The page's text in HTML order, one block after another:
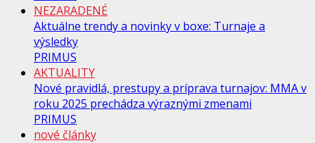
NEZARADENÉ
Aktuálne trendy a novinky v boxe: Turnaje a
výsledky
PRIMUS
AKTUALITY
Nové pravidlá, prestupy a príprava turnajov: MMA v
roku 2025 prechádza výraznými zmenami
PRIMUS
nové články